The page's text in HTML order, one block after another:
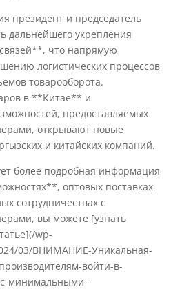
президент и председатель
дальнейшего укрепления
что напрямую
логистических процессов
товарооборота.
в **Китае** и
предоставляемых
открывают новые
и китайских компаний.
более подробная информация
оптовых поставках
сотрудничествах с
вы можете [узнать
wp-
03/ВНИМАНИЕ-Уникальная-
войти-в-
минимальными-